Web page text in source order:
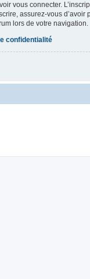
vous connecter.
assurez-vous
lors de votre navigation.
confidentialité